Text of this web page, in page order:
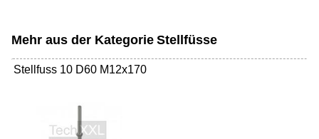
Mehr aus der Kategorie Stellfüsse
Stellfuss 10 D60 M12x170